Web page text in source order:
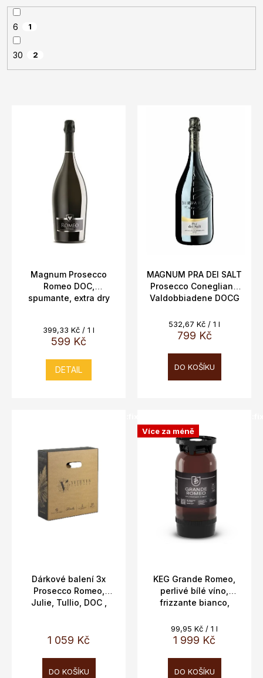
6 1
30 2
Magnum Prosecco
Romeo DOC,
spumante, extra dry
599 Kč
Měrná
cena:
399,33 Kč / 1 l
DETAIL
MAGNUM PRA DEI SALT
Prosecco Conegliano
Valdobbiadene DOCG
1,5L
799 Kč
Měrná
cena:
532,67 Kč / 1 l
DO KOŠÍKU
Dárkové balení 3x
Prosecco Romeo,
Julie, Tullio, DOC ,
1 059 Kč
DO KOŠÍKU
Více za méně
KEG Grande Romeo,
perlivé bílé víno,
frizzante bianco,
10,5%, 20L
1 999 Kč
Měrná
cena:
99,95 Kč / 1 l
DO KOŠÍKU